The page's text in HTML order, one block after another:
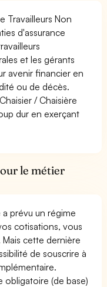
Travailleurs Non
d'assurance
et les gérants
avenir financier en
ou de décès.
/ Chaisière
dur en exerçant
le métier
prévu un régime
cotisations, vous
cette dernière
de souscrire à
obligatoire (de base)